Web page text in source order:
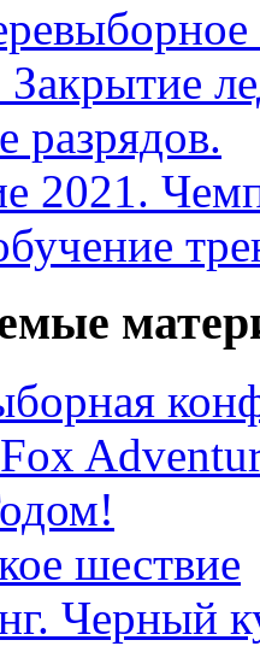
разрядов.
2021.
шествие
Черный